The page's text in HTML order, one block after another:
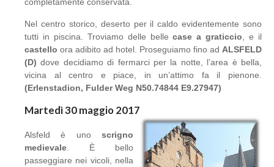
Nel centro storico, deserto per il caldo evidentemente sono
tutti in piscina. Troviamo delle belle case a graticcio , e il
castello ora adibito ad hotel. Proseguiamo fino ad ALSFELD
(D) dove decidiamo di fermarci per la notte, l’area è bella,
vicina al centro e piace, in un’attimo fa il pienone.
(Erlenstadion, Fulder Weg N50.74844 E9.27947)
Martedì 30 maggio 2017
Alsfeld è uno scrigno
medievale . È bello
passeggiare nei vicoli, nella